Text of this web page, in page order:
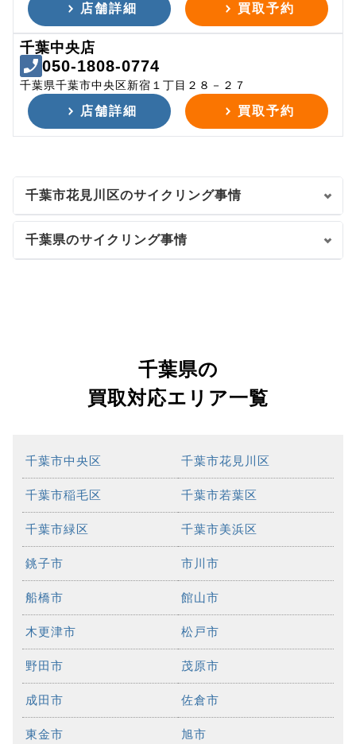
店舗詳細 買取予約
千葉中央店
050-1808-0774
千葉県千葉市中央区新宿１丁目２８－２７
店舗詳細 買取予約
千葉市花見川区のサイクリング事情
千葉県のサイクリング事情
千葉県の
買取対応エリア一覧
千葉市中央区 千葉市花見川区
千葉市稲毛区 千葉市若葉区
千葉市緑区 千葉市美浜区
銚子市 市川市
船橋市 館山市
木更津市 松戸市
野田市 茂原市
成田市 佐倉市
東金市 旭市